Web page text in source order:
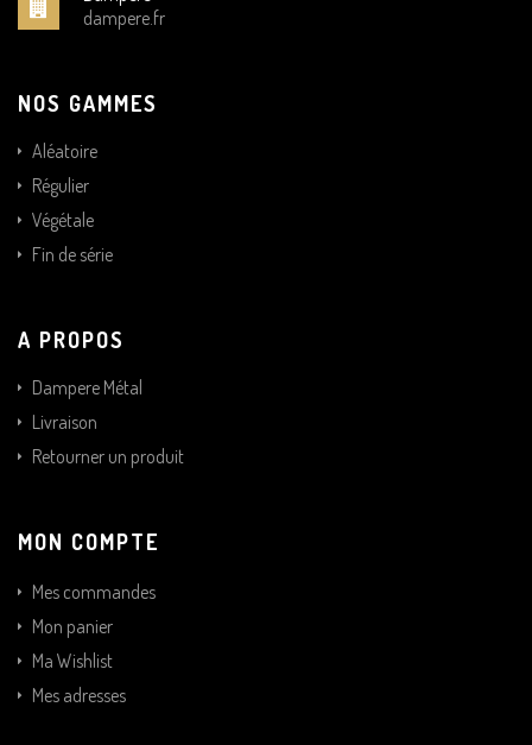
dampere.fr
NOS GAMMES
Aléatoire
Régulier
Végétale
Fin de série
A PROPOS
Dampere Métal
Livraison
Retourner un produit
MON COMPTE
Mes commandes
Mon panier
Ma Wishlist
Mes adresses